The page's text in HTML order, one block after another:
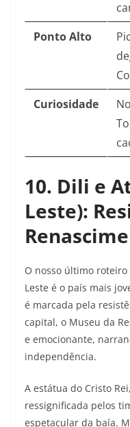
Ponto Alto
Curiosidade
10. Dili e
Leste):
O nosso último roteiro
Leste é o país mais
é marcada pela
capital, o Museu da
e emocionante,
independência.
A estátua do Cristo
ressignificada pelos
espetacular da baía.